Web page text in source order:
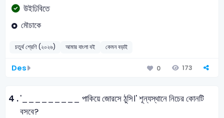
উইঢিবিতে
মৌচাকে
চতুর্থ শ্রেণি (২০২৬) আমার বাংলা বই কেমন বড়াই
Des 0 173
4 .'_________ পাকিয়ে জোরসে ঠুসি।' শূন্যস্থানে নিচের কোনটি
বসবে?